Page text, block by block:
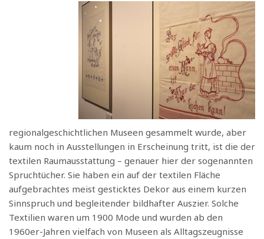
regionalgeschichtlichen Museen gesammelt wurde, aber
kaum noch in Ausstellungen in Erscheinung tritt, ist die der
textilen Raumausstattung – genauer hier der sogenannten
Spruchtücher. Sie haben ein auf der textilen Fläche
aufgebrachtes meist gesticktes Dekor aus einem kurzen
Sinnspruch und begleitender bildhafter Auszier. Solche
Textilien waren um 1900 Mode und wurden ab den
1960er-Jahren vielfach von Museen als Alltagszeugnisse